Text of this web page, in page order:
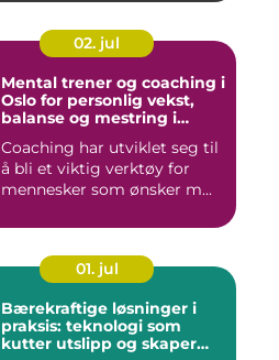
02. jul
Mental trener og coaching i
Oslo for personlig vekst,
balanse og mestring i
Coaching har utviklet seg til
å bli et viktig verktøy for
mennesker som ønsker m...
01. jul
Bærekraftige løsninger i
praksis: teknologi som
kutter utslipp og skaper